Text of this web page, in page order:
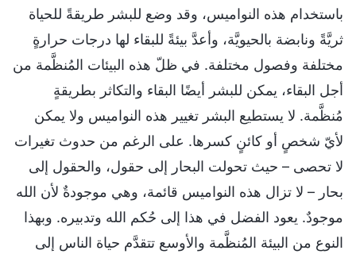
باستخدام هذه النواميس، وقد وضع للبشر طريقةً للحياة
ثريَّةً ونابضة بالحيويَّة، وأعدَّ بيئةً للبقاء لها درجات حرارةٍ
مختلفة وفصول مختلفة. في ظلّ هذه البيئات المُنظَّمة من
أجل البقاء، يمكن للبشر أيضًا البقاء والتكاثر بطريقةٍ
مُنظَّمة. لا يستطيع البشر تغيير هذه النواميس ولا يمكن
لأيّ شخصٍ أو كائنٍ كسرها. على الرغم من حدوث تغيرات
لا تحصى – حيث تحولت البحار إلى حقول، والحقول إلى
بحار – لا تزال هذه النواميس قائمة، وهي موجودةٌ لأن الله
موجودٌ. يعود الفضل في هذا إلى حُكم الله وتدبيره. وبهذا
النوع من البيئة المُنظَّمة والأوسع تتقدَّم حياة الناس إلى